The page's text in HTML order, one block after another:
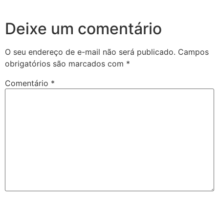
Deixe um comentário
O seu endereço de e-mail não será publicado. Campos
obrigatórios são marcados com *
Comentário *